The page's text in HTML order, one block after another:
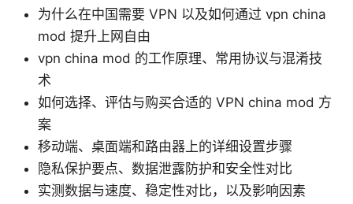
为什么在中国需要 VPN 以及如何通过 vpn china
mod 提升上网自由
vpn china mod 的工作原理、常用协议与混淆技
术
如何选择、评估与购买合适的 VPN china mod 方
案
移动端、桌面端和路由器上的详细设置步骤
隐私保护要点、数据泄露防护和安全性对比
实测数据与速度、稳定性对比，以及影响因素